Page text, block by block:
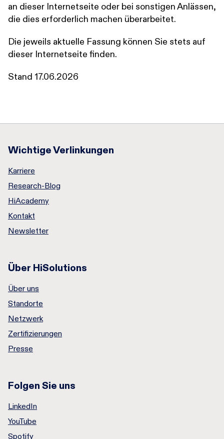
an dieser Internetseite oder bei sonstigen Anlässen,
die dies erforderlich machen überarbeitet.
Die jeweils aktuelle Fassung können Sie stets auf
dieser Internetseite finden.
Stand 17.06.2026
Wichtige Verlinkungen
Karriere
Research-Blog
HiAcademy
Kontakt
Newsletter
Über HiSolutions
Über uns
Standorte
Netzwerk
Zertifizierungen
Presse
Folgen Sie uns
LinkedIn
YouTube
Spotify